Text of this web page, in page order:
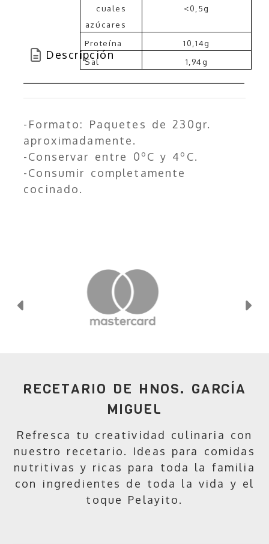
cuales
azúcares
<0,5g
Proteína
10,14g
Sal
1,94g
Descripción
-Formato: Paquetes de 230gr.
aproximadamente.
-Conservar entre 0ºC y 4ºC.
-Consumir completamente
cocinado.
RECETARIO DE HNOS. GARCÍA
MIGUEL
Refresca tu creatividad culinaria con
nuestro recetario. Ideas para comidas
nutritivas y ricas para toda la familia
con ingredientes de toda la vida y el
toque Pelayito.